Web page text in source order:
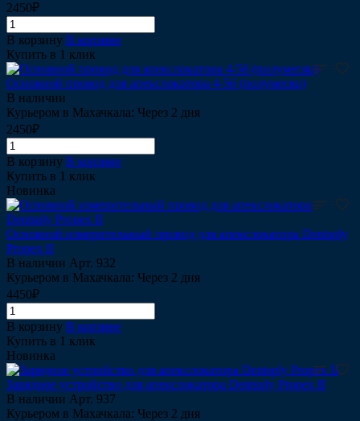
2450₽
В корзину В корзине
Купить в 1 клик
Основной провод для апекслокатора 4-56 (полумесяц)
В наличии
Курьером в Махачкала: Через 2 дня
2450₽
В корзину В корзине
Купить в 1 клик
Новинка
Основной измерительный провод для апекслокатора Dentsply
Propex II
В наличии Арт. 932
Курьером в Махачкала: Через 2 дня
4450₽
В корзину В корзине
Купить в 1 клик
Новинка
Зарядное устройство для апекслокатора Dentsply Propex II
В наличии Арт. 937
Курьером в Махачкала: Через 2 дня